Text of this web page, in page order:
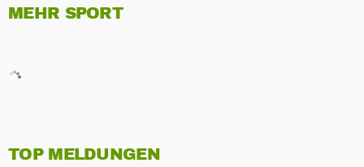
MEHR SPORT
TOP MELDUNGEN